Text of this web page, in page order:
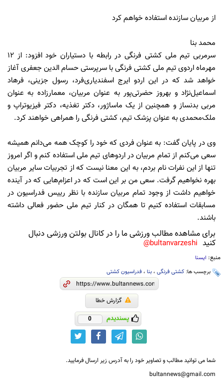
از مربیان سازنده استفاده خواهم کرد
محمد بنا
سرمربی تیم ملی کشتی فرنگی در رابطه با دستیاران خود افزود: از 12
مهرماه اردوی تیم ملی کشتی فرنگی با سرپرستی حسام الدین جعفری آغاز
خواهد شد که در این اردو ایرج اسفندیاری‌فرد، رسول جزینی، فرهاد
اسماعیل‌نژاد و بهروز حضرتی‌پور به عنوان مربیان، معمارزاده به عنوان
مربی بدنساز و همچنین از یک ماساژور، دکتر تغذیه، دکتر فیزیوتراپ و
ملک‌محمدی به عنوان پزشک تیم، کشتی فرنگی را همراهی خواهند کرد.
وی در پایان گفت: به عنوان فردی که خود را کوچک همه می‌دانم همیشه
سعی می‌کنم از تمام مربیان در اردوهای تیم ملی استفاده کنم و اگر امروز
تنها از این نفرات نام بردم، به این معنا نیست که از تجربیات سایر مربیان
بهره نخواهیم گرفت. سعی من بر این است که در اعزام‌هایی که در آینده
خواهیم داشت از وجود تمام مربیان سازنده با نظر رییس فدراسیون در
مسابقات استفاده کنیم تا همگان در کنار تیم ملی حضور فعالی داشته
باشند.
برای مشاهده مطالب ورزشی ما را در کانال بولتن ورزشی دنبال
کنید bultanvarzeshi@
منبع: ایسنا
برچسب ها: کشتی فرنگی ، بنا ، فدراسیون کشتی
گزارش خطا
پسندیدم 0
شما می توانید مطالب و تصاویر خود را به آدرس زیر ارسال فرمایید.
bultannews@gmail.com